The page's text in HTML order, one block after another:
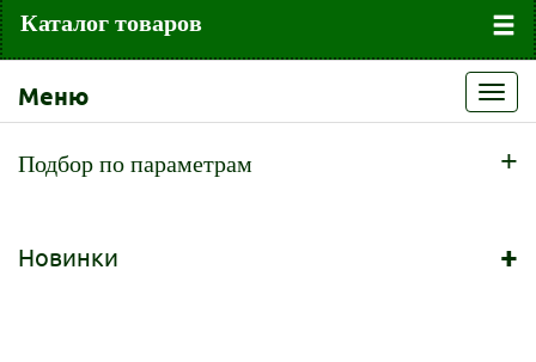
Каталог товаров
Меню
Подбор по параметрам +
Новинки +